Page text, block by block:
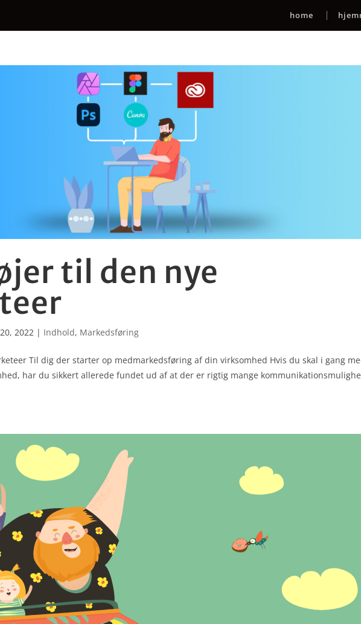
home
til den nye
2022 | Indhold, Markedsføring
Til dig der starter op medmarkedsføring af din virksomhed Hvis du skal i gang
har du sikkert allerede fundet ud af at der er rigtig mange